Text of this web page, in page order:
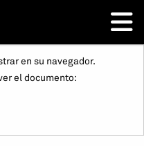
en su navegador.
el documento: